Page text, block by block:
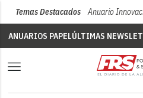
Temas Destacados Anuario
ANUARIOS PAPELÚLTIMAS